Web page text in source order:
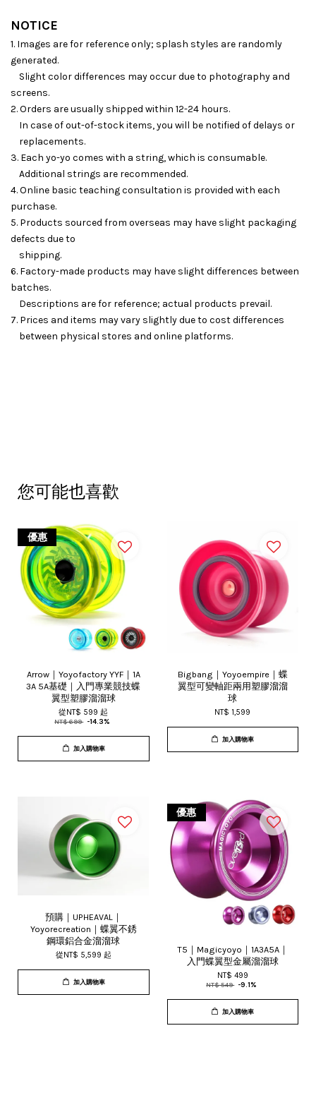
NOTICE
1. Images are for reference only; splash styles are randomly
generated.
Slight color differences may occur due to photography and
screens.
2. Orders are usually shipped within 12-24 hours.
In case of out-of-stock items, you will be notified of delays or
replacements.
3. Each yo-yo comes with a string, which is consumable.
Additional strings are recommended.
4. Online basic teaching consultation is provided with each
purchase.
5. Products sourced from overseas may have slight packaging
defects due to
shipping.
6. Factory-made products may have slight differences between
batches.
Descriptions are for reference; actual products prevail.
7. Prices and items may vary slightly due to cost differences
between physical stores and online platforms.
您可能也喜歡
優惠
Arrow｜Yoyofactory YYF｜1A
3A 5A基礎｜入門專業競技蝶
翼型塑膠溜溜球
從NT$ 599起
NT$ 699 -14.3%
加入購物車
Bigbang｜Yoyoempire｜蝶
翼型可變軸距兩用塑膠溜溜
球
NT$ 1,599
加入購物車
預購｜UPHEAVAL｜
Yoyorecreation｜蝶翼不銹
鋼環鋁合金溜溜球
從NT$ 5,599 起
加入購物車
優惠
T5｜Magicyoyo｜1A3A5A｜
入門蝶翼型金屬溜溜球
NT$ 499
NT$ 549 -9.1%
加入購物車